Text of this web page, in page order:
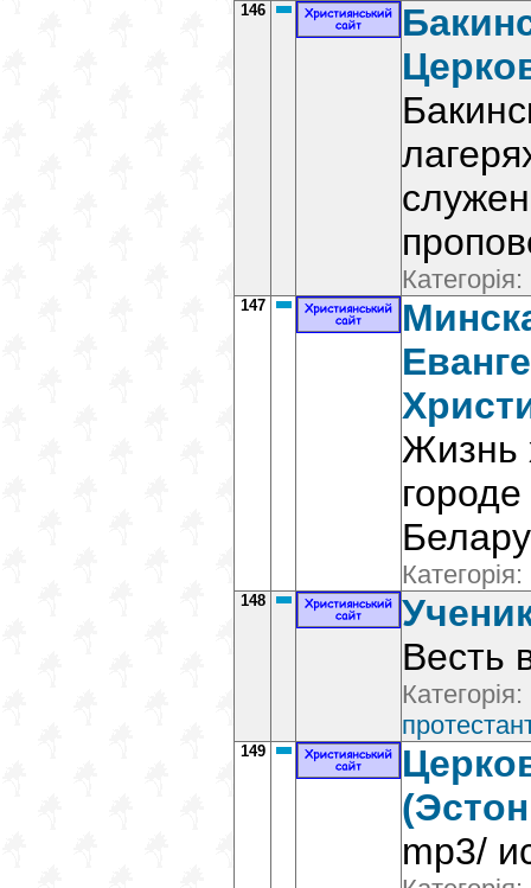
146
Категорія:
147
Жизнь
Категорія:
148
Весть
Категорія:
149
mp3/